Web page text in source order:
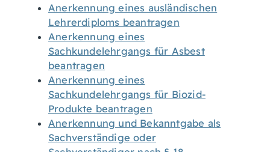
Anerkennung eines ausländischen
Lehrerdiploms beantragen
Anerkennung eines
Sachkundelehrgangs für Asbest
beantragen
Anerkennung eines
Sachkundelehrgangs für Biozid-
Produkte beantragen
Anerkennung und Bekanntgabe als
Sachverständige oder